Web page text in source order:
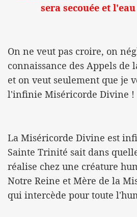
sera secouée et
On ne veut pas croire, on
connaissance des Appels de
et on veut seulement que je
l'infinie Miséricorde Divine !
La Miséricorde Divine est
Sainte Trinité sait dans
réalise chez une créature
Notre Reine et Mère de la
qui intercède pour toute